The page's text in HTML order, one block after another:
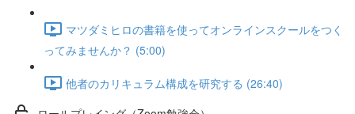
マツダミヒロの書籍を使ってオンラインスクールをつく
ってみませんか？ (5:00)
他者のカリキュラム構成を研究する (26:40)